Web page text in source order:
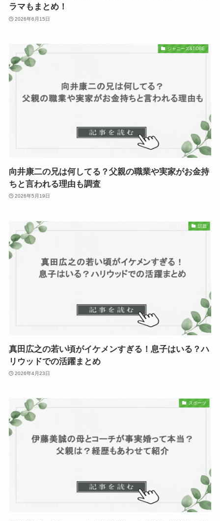
ラマもまとめ！
2026年6月15日
ジャニーズ&TOBE
向井康二の兄は何してる？父親の職業や実家がお金持
ちと言われる理由も調査
2026年5月19日
話題
真田広之の若い頃がイケメンすぎる！息子はいる？ハ
リウッドでの活躍まとめ
2026年4月23日
スポーツ